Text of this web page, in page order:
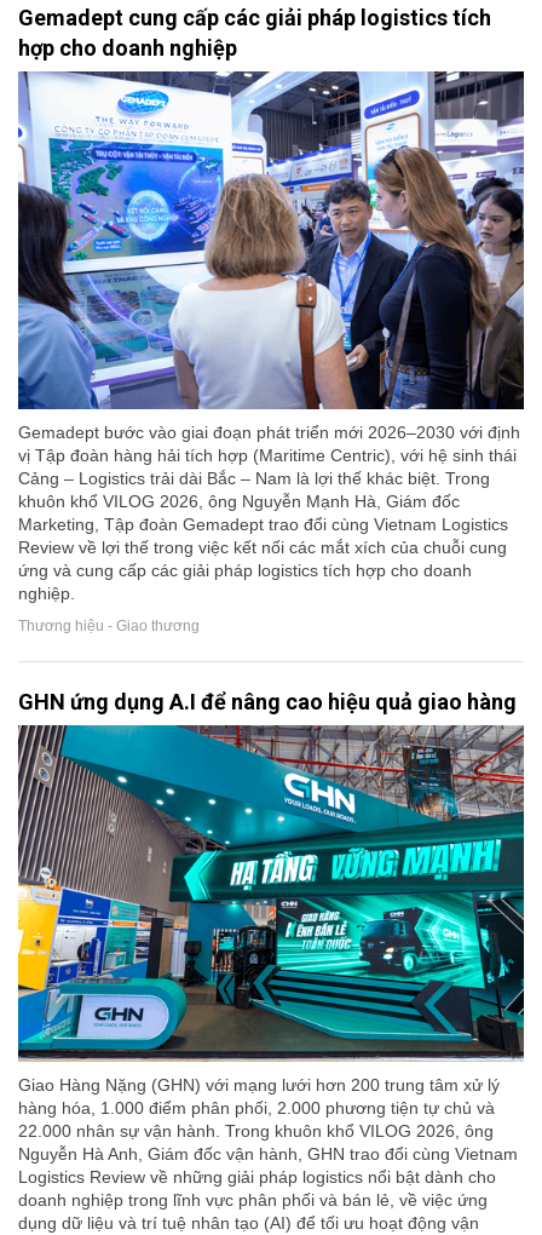
Gemadept cung cấp các giải pháp logistics tích
hợp cho doanh nghiệp
Gemadept bước vào giai đoạn phát triển mới 2026–2030 với định
vị Tập đoàn hàng hải tích hợp (Maritime Centric), với hệ sinh thái
Cảng – Logistics trải dài Bắc – Nam là lợi thế khác biệt. Trong
khuôn khổ VILOG 2026, ông Nguyễn Mạnh Hà, Giám đốc
Marketing, Tập đoàn Gemadept trao đổi cùng Vietnam Logistics
Review về lợi thế trong việc kết nối các mắt xích của chuỗi cung
ứng và cung cấp các giải pháp logistics tích hợp cho doanh
nghiệp.
Thương hiệu - Giao thương
GHN ứng dụng A.I để nâng cao hiệu quả giao hàng
Giao Hàng Nặng (GHN) với mạng lưới hơn 200 trung tâm xử lý
hàng hóa, 1.000 điểm phân phối, 2.000 phương tiện tự chủ và
22.000 nhân sự vận hành. Trong khuôn khổ VILOG 2026, ông
Nguyễn Hà Anh, Giám đốc vận hành, GHN trao đổi cùng Vietnam
Logistics Review về những giải pháp logistics nổi bật dành cho
doanh nghiệp trong lĩnh vực phân phối và bán lẻ, về việc ứng
dụng dữ liệu và trí tuệ nhân tạo (AI) để tối ưu hoạt động vận